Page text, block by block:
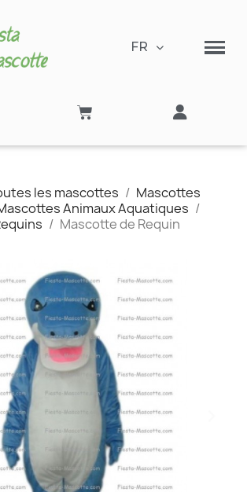
FR
les mascottes
Mascottes
Animaux Aquatiques
Mascotte de Requin